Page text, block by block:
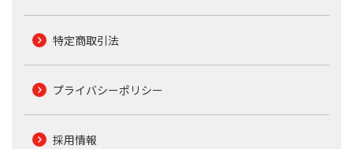
特定商取引法
プライバシーポリシー
採用情報